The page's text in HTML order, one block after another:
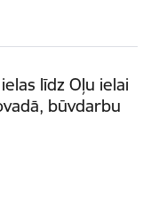
līdz Oļu ielai
būvdarbu